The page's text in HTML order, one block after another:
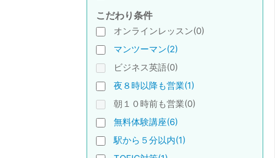
こだわり条件
オンラインレッスン(0)
マンツーマン(2)
ビジネス英語(0)
夜８時以降も営業(1)
朝１０時前も営業(0)
無料体験講座(6)
駅から５分以内(1)